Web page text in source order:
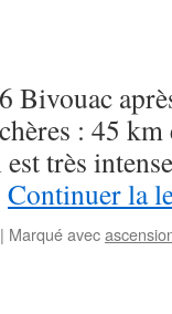
Bivouac
: 45
très
Continuer la
| Marqué avec